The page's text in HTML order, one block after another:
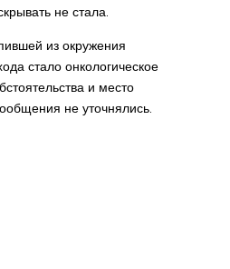
не стала.
из окружения
стало онкологическое
и место
не уточнялись.